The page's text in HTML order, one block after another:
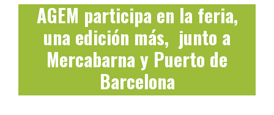
AGEM participa en la feria,
una edición más, junto a
Mercabarna y Puerto de
Barcelona